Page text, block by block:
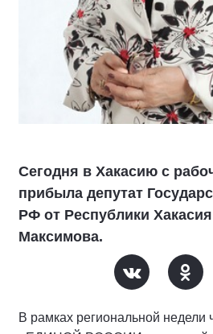
Сегодня в Хакасию с
прибыла депутат
РФ от Республики
Максимова.
В рамках региональной недели